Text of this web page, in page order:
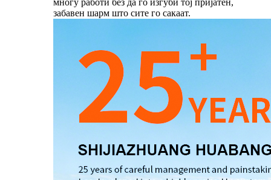
многу работи без да го изгуби тој пријатен,
забавен шарм што сите го сакаат.